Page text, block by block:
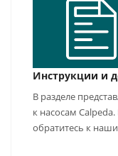
Инструкции и
В разделе
к насосам
обратитесь к